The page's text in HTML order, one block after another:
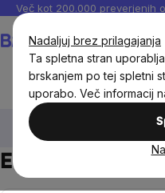
Nadaljuj brez prilagajanja
Ta spletna stran
brskanjem po tej spletni
uporabo. Več informacij
Preskoči
vsebino
Več kot 200.000 preverjenih
Prehranska dopolnila in
Elektroliti
Elektroliti -